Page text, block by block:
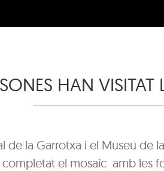
HAN VISITAT
de la Garrotxa i el Museu de
el mosaic amb les